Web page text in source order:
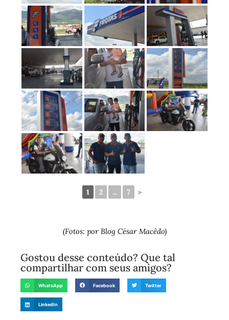
1 2 ... 7 ►
(Fotos: por Blog César Macêdo)
Gostou desse conteúdo? Que tal
compartilhar com seus amigos?
WhatsApp Facebook Twitter
LinkedIn